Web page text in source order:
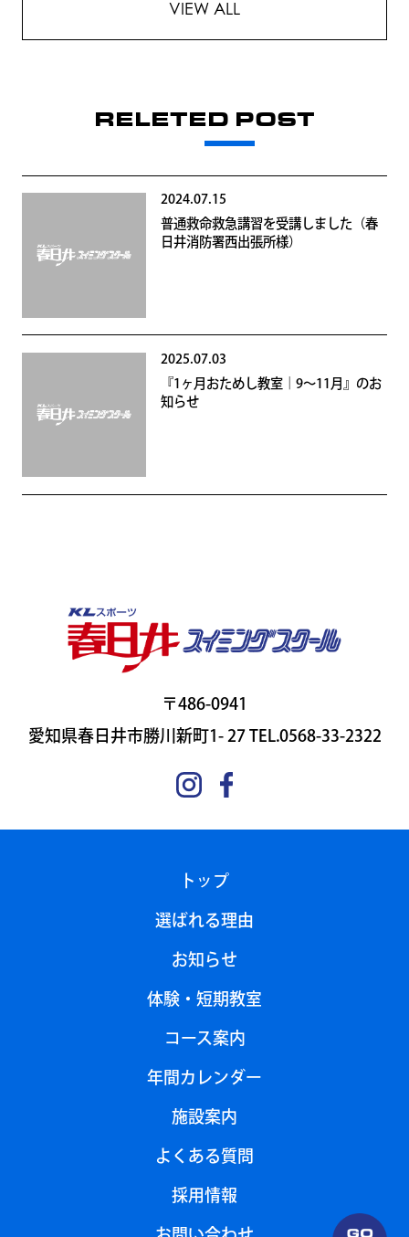
VIEW ALL
RELETED POST
2024.07.15
普通救命救急講習を受講しました（春
日井消防署西出張所様）
2025.07.03
『1ヶ月おためし教室｜9～11月』のお
知らせ
〒486-0941
愛知県春日井市勝川新町1- 27 TEL.0568-33-2322
トップ
選ばれる理由
お知らせ
体験・短期教室
コース案内
年間カレンダー
施設案内
よくある質問
採用情報